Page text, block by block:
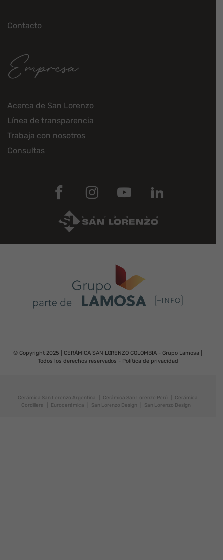
Contacto
Empresa
Acerca de San Lorenzo
Línea de transparencia
Trabaja con nosotros
Consultas
© Copyright 2025 | CERÁMICA SAN LORENZO COLOMBIA - Grupo Lamosa |
Todos los derechos reservados -Política de privacidad
Cerámica San Lorenzo Argentina Cerámica San Lorenzo Perú
Cerámica
Cordillera
Eurocerámica San Lorenzo Design San Lorenzo Design